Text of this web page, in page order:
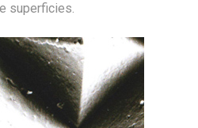
superficies.